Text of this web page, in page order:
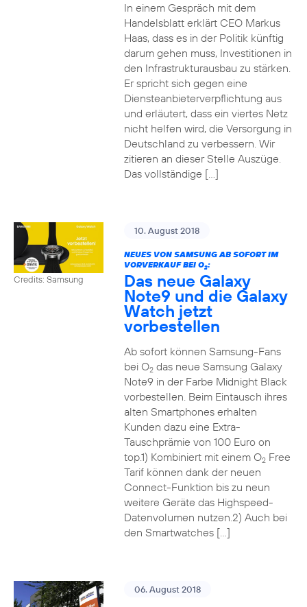
In einem Gespräch mit dem
Handelsblatt erklärt CEO Markus
Haas, dass es in der Politik künftig
darum gehen muss, Investitionen in
den Infrastrukturausbau zu stärken.
Er spricht sich gegen eine
Diensteanbieterverpflichtung aus
und erläutert, dass ein viertes Netz
nicht helfen wird, die Versorgung in
Deutschland zu verbessern. Wir
zitieren an dieser Stelle Auszüge.
Das vollständige […]
Credits: Samsung
10. August 2018
NEUES VON SAMSUNG AB SOFORT IM
VORVERKAUF BEI O2:
Das neue Galaxy
Note9 und die Galaxy
Watch jetzt
vorbestellen
Ab sofort können Samsung-Fans
bei O2das neue Samsung Galaxy
Note9 in der Farbe Midnight Black
vorbestellen. Beim Eintausch ihres
alten Smartphones erhalten
Kunden dazu eine Extra-
Tauschprämie von 100 Euro on
top.1) Kombiniert mit einem O2Free
Tarif können dank der neuen
Connect-Funktion bis zu neun
weitere Geräte das Highspeed-
Datenvolumen nutzen.2) Auch bei
den Smartwatches […]
06. August 2018